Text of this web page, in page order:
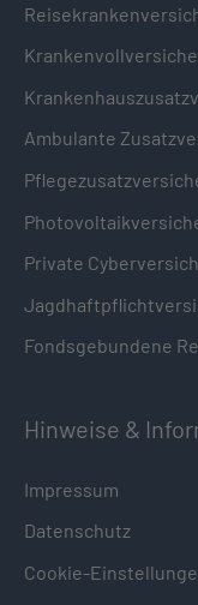
Ambulante
Private
Fondsgebundene
Hinweise &
Impressum
Datenschutz
Cookie-